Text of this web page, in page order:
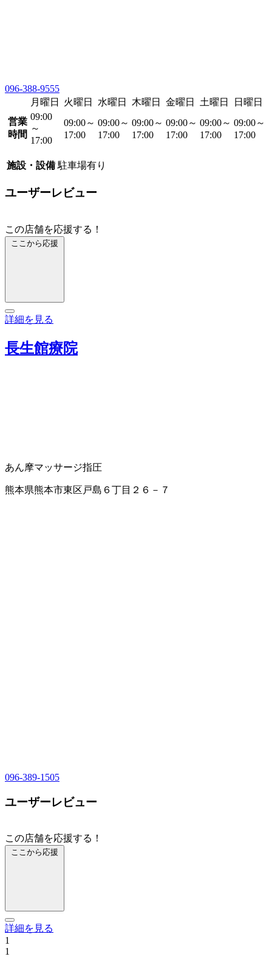
096-388-9555
月曜日
火曜日 水曜日 木曜日 金曜日 土曜日
日曜日
営業
時間
09:00
～
17:00
09:00～
17:00
09:00～
17:00
09:00～
17:00
09:00～
17:00
09:00～
17:00
09:00～
17:00
施設・設備 駐車場有り
ユーザーレビュー
この店舗を応援する！
ここから応援
詳細を見る
長生館療院
あん摩マッサージ指圧
熊本県熊本市東区戸島６丁目２６－７
096-389-1505
ユーザーレビュー
この店舗を応援する！
ここから応援
詳細を見る
1
1